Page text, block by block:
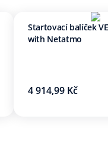
Startovací balíček
with Netatmo
4 914,99 Kč